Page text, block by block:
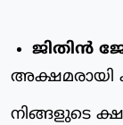
ജിതിന്‍
അക്ഷമരായി
നിങ്ങളുടെ